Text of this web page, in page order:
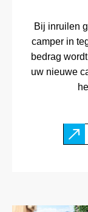
Bij inruilen
camper in
bedrag
uw nieuwe